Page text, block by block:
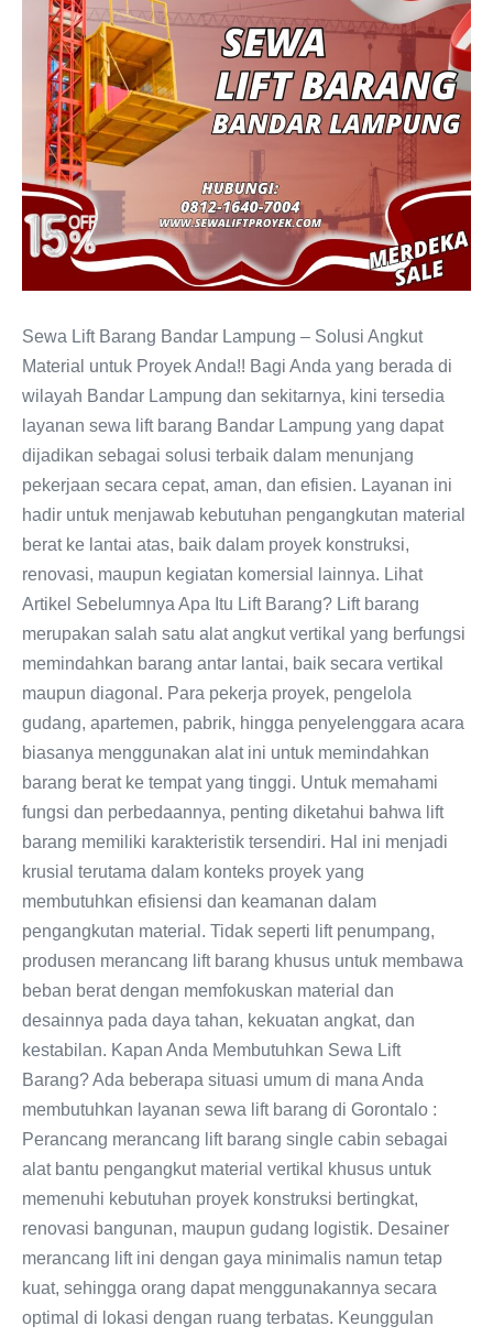
Sewa Lift Barang Bandar Lampung – Solusi Angkut
Material untuk Proyek Anda!! Bagi Anda yang berada di
wilayah Bandar Lampung dan sekitarnya, kini tersedia
layanan sewa lift barang Bandar Lampung yang dapat
dijadikan sebagai solusi terbaik dalam menunjang
pekerjaan secara cepat, aman, dan efisien. Layanan ini
hadir untuk menjawab kebutuhan pengangkutan material
berat ke lantai atas, baik dalam proyek konstruksi,
renovasi, maupun kegiatan komersial lainnya. Lihat
Artikel Sebelumnya Apa Itu Lift Barang? Lift barang
merupakan salah satu alat angkut vertikal yang berfungsi
memindahkan barang antar lantai, baik secara vertikal
maupun diagonal. Para pekerja proyek, pengelola
gudang, apartemen, pabrik, hingga penyelenggara acara
biasanya menggunakan alat ini untuk memindahkan
barang berat ke tempat yang tinggi. Untuk memahami
fungsi dan perbedaannya, penting diketahui bahwa lift
barang memiliki karakteristik tersendiri. Hal ini menjadi
krusial terutama dalam konteks proyek yang
membutuhkan efisiensi dan keamanan dalam
pengangkutan material. Tidak seperti lift penumpang,
produsen merancang lift barang khusus untuk membawa
beban berat dengan memfokuskan material dan
desainnya pada daya tahan, kekuatan angkat, dan
kestabilan. Kapan Anda Membutuhkan Sewa Lift
Barang? Ada beberapa situasi umum di mana Anda
membutuhkan layanan sewa lift barang di Gorontalo :
Perancang merancang lift barang single cabin sebagai
alat bantu pengangkut material vertikal khusus untuk
memenuhi kebutuhan proyek konstruksi bertingkat,
renovasi bangunan, maupun gudang logistik. Desainer
merancang lift ini dengan gaya minimalis namun tetap
kuat, sehingga orang dapat menggunakannya secara
optimal di lokasi dengan ruang terbatas. Keunggulan